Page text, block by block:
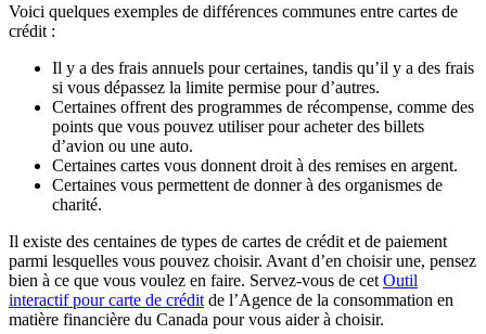
Voici quelques exemples de différences communes entre cartes de
crédit :
Il y a des frais annuels pour certaines, tandis qu’il y a des frais
si vous dépassez la limite permise pour d’autres.
Certaines offrent des programmes de récompense, comme des
points que vous pouvez utiliser pour acheter des billets
d’avion ou une auto.
Certaines cartes vous donnent droit à des remises en argent.
Certaines vous permettent de donner à des organismes de
charité.
Il existe des centaines de types de cartes de crédit et de paiement
parmi lesquelles vous pouvez choisir. Avant d’en choisir une, pensez
bien à ce que vous voulez en faire. Servez-vous de cet Outil
interactif pour carte de crédit de l’Agence de la consommation en
matière financière du Canada pour vous aider à choisir.